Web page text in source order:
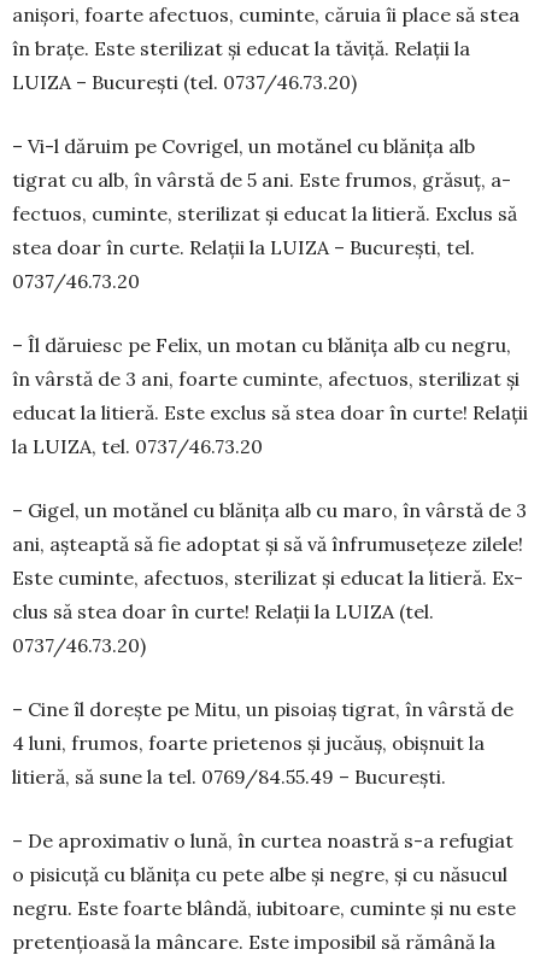
anișori, foarte afec­tu­os, cu­minte, căruia îi place să stea
în bra­țe. Este sterilizat și educat la tăviță. Relații la
LUIZA – București (tel. 0737/46.73.20)
– Vi-l dăruim pe Covrigel, un mo­tănel cu blănița alb
tigrat cu alb, în vârstă de 5 ani. Es­te frumos, gră­suț, a­
fec­tuos, cuminte, steri­li­zat și edu­cat la li­tieră. Exclus să
stea doar în curte. Relații la LUIZA – București, tel.
0737/46.73.20
– Îl dăruiesc pe Felix, un motan cu blă­nița alb cu negru,
în vârstă de 3 ani, foarte cu­­minte, afectuos, sterilizat și
educat la li­tieră. Este exclus să stea doar în curte! Relații
la LUIZA, tel. 0737/46.73.20
– Gigel, un motănel cu blănița alb cu maro, în vârstă de 3
ani, așteaptă să fie adop­tat și să vă înfrumusețeze zilele!
Este cu­minte, afectuos, sterilizat și educat la litieră. Ex­
clus să stea doar în curte! Relații la LU­IZA (tel.
0737/46.73.20)
– Cine îl dorește pe Mitu, un pisoiaș tigrat, în vârstă de
4 luni, frumos, foarte prietenos și ju­căuș, obișnuit la
litieră, să sune la tel. 0769/84.55.49 – București.
– De aproximativ o lună, în curtea noastră s-a refugiat
o pisicuță cu blănița cu pete albe și negre, și cu năsucul
negru. Este foarte blân­dă, iu­bitoare, cuminte și nu este
preten­țioasă la mâncare. Este imposibil să rămână la